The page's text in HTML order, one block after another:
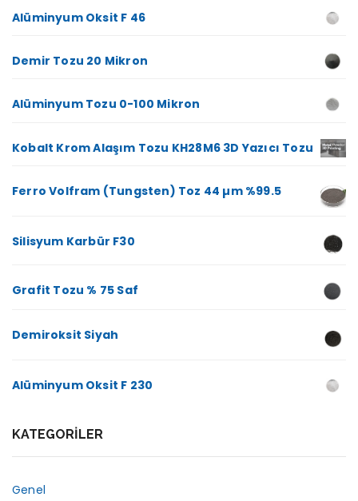
Alüminyum Oksit F 46
Demir Tozu 20 Mikron
Alüminyum Tozu 0-100 Mikron
Kobalt Krom Alaşım Tozu KH28M6 3D Yazıcı Tozu
Ferro Volfram (Tungsten) Toz 44 µm %99.5
Silisyum Karbür F30
Grafit Tozu % 75 Saf
Demiroksit Siyah
Alüminyum Oksit F 230
KATEGORILER
Genel